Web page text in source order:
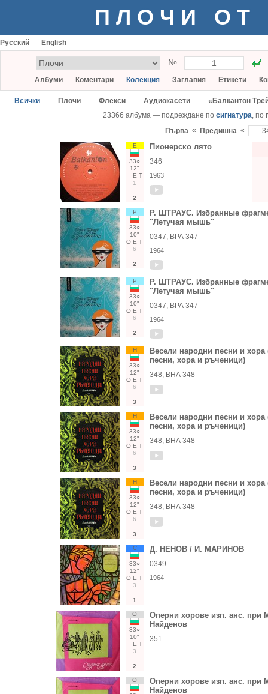
ПЛОЧИ ОТ
Русский English
№
Албуми Коментари Колекция Заглавия Етикети
Всички Плочи Флекси Аудиокасети
«Балкантон
23366 албума — подреждане по сигнатура, по
Първа « Предишна «
Е
33○
12"
Е Т
1
2
Пионерско лято
346
1963
Р
33○
10"
О Е Т
6
2
Р. ШТРАУС. Избранные
"Летучая мышь"
0347, ВРА 347
1964
Р
33○
10"
О Е Т
6
2
Р. ШТРАУС. Избранные
"Летучая мышь"
0347, ВРА 347
1964
Н
33○
12"
О Е Т
6
3
Весели народни песни и
песни, хора и ръченици)
348, ВНА 348
Н
33○
12"
О Е Т
6
3
Весели народни песни и
песни, хора и ръченици)
348, ВНА 348
Н
33○
12"
О Е Т
6
3
Весели народни песни и
песни, хора и ръченици)
348, ВНА 348
С
33○
12"
О Е Т
3
1
Д. НЕНОВ / И. МАРИНОВ
0349
1964
О
33○
10"
Е Т
3
2
Оперни хорове изп. анс. при
Найденов
351
О
Оперни хорове изп. анс. при
Найденов